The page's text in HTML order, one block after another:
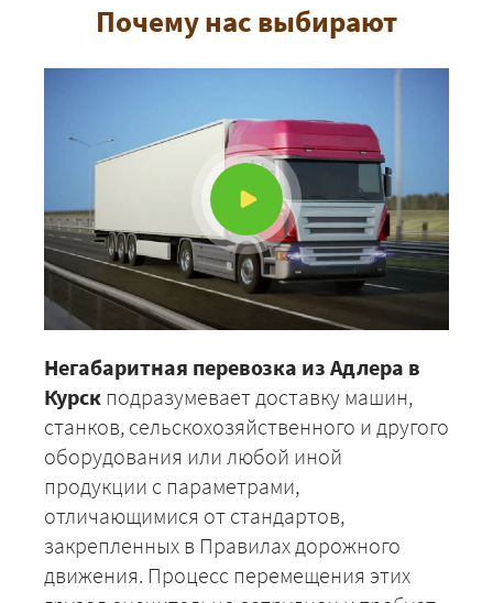
Почему нас выбирают
Негабаритная перевозка из Адлера в
Курск подразумевает доставку машин,
станков, сельскохозяйственного и другого
оборудования или любой иной
продукции с параметрами,
отличающимися от стандартов,
закрепленных в Правилах дорожного
движения. Процесс перемещения этих